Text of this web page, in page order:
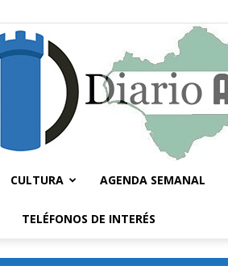
CULTURA AGENDA SEMANAL
TELÉFONOS DE INTERÉS